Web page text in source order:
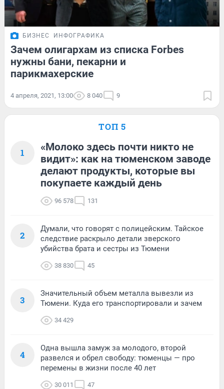
БИЗНЕС ИНФОГРАФИКА
Зачем олигархам из списка Forbes
нужны бани, пекарни и
парикмахерские
4 апреля, 2021, 13:00 8 040 9
ТОП 5
1
«Молоко здесь почти никто не
видит»: как на тюменском заводе
делают продукты, которые вы
покупаете каждый день
96 578 131
2
Думали, что говорят с полицейским. Тайское
следствие раскрыло детали зверского
убийства брата и сестры из Тюмени
38 830 45
3
Значительный объем металла вывезли из
Тюмени. Куда его транспортировали и зачем
34 429
4
Одна вышла замуж за молодого, второй
развелся и обрел свободу: тюменцы — про
перемены в жизни после 40 лет
30 011 47